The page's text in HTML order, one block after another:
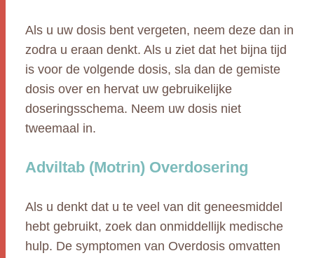
Als u uw dosis bent vergeten, neem deze dan in
zodra u eraan denkt. Als u ziet dat het bijna tijd
is voor de volgende dosis, sla dan de gemiste
dosis over en hervat uw gebruikelijke
doseringsschema. Neem uw dosis niet
tweemaal in.
Adviltab (Motrin) Overdosering
Als u denkt dat u te veel van dit geneesmiddel
hebt gebruikt, zoek dan onmiddellijk medische
hulp. De symptomen van Overdosis omvatten